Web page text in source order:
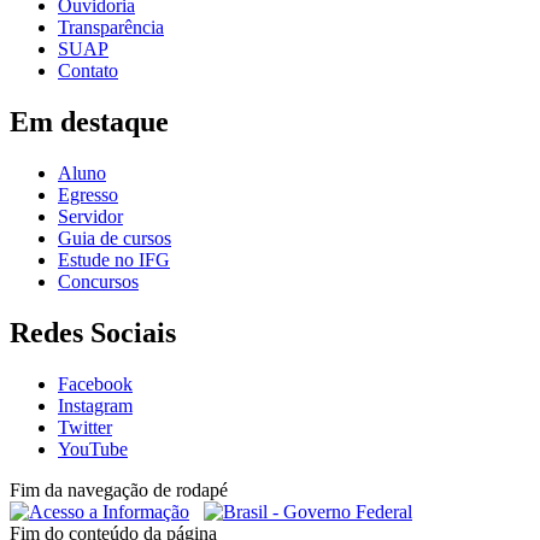
Ouvidoria
Transparência
SUAP
Contato
Em destaque
Aluno
Egresso
Servidor
Guia de cursos
Estude no IFG
Concursos
Redes Sociais
Facebook
Instagram
Twitter
YouTube
Fim da navegação de rodapé
Fim do conteúdo da página